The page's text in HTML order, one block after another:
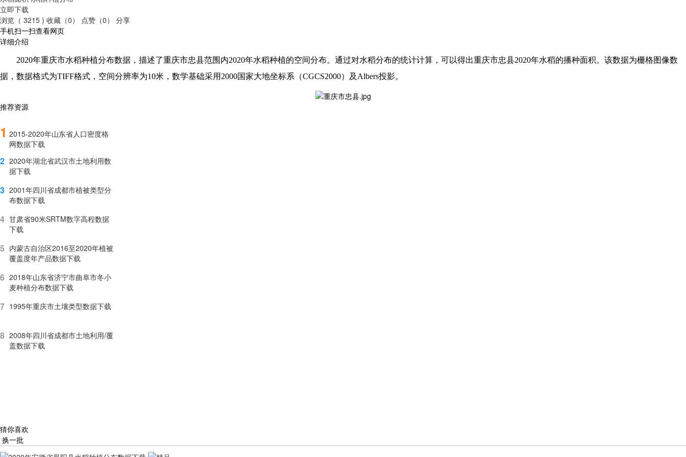
立即下载
浏览（ 3215 ) 收藏（0） 点赞（0）
分享
手机扫一扫查看网页
详细介绍
2020年重庆市水稻种植分布数据，描述了重庆市忠县范围内2020年水稻种植的空间分布。通过对水稻分布的统计计算，可以得出重庆市忠县2020年水稻的播种面积。该数据为栅格图像数
据，数据格式为TIFF格式，空间分辨率为10米，数学基础采用 2000国家大地坐标系（CGCS2000）及 Albers投影。
推荐资源
1 2015-2020年山东省人口密度格
网数据下载
2 2020年湖北省武汉市土地利用数
据下载
3 2001年四川省成都市植被类型分
布数据下载
4 甘肃省90米SRTM数字高程数据
下载
5 内蒙古自治区2016至2020年植被
覆盖度年产品数据下载
6 2018年山东省济宁市曲阜市冬小
麦种植分布数据下载
7 1995年重庆市土壤类型数据下载
8 2008年四川省成都市土地利用/覆
盖数据下载
猜你喜欢
换一批